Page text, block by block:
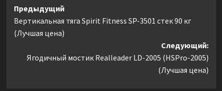
Навигация
записи
Предыдущий
Вертикальная тяга Spirit Fitness SP-3501 стек 90 кг
(Лучшая цена)
Следующий:
Ягодичный мостик Realleader LD-2005 (HSPro-2005)
(Лучшая цена)